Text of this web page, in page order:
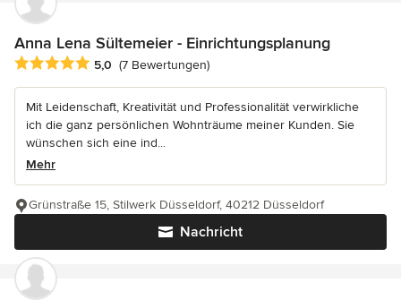
Anna Lena Sültemeier - Einrichtungsplanung
Durchschnittliche Bewertung: 5 von 5 Sternen
5,0 (7 Bewertungen)
Mit Leidenschaft, Kreativität und Professionalität verwirkliche
ich die ganz persönlichen Wohnträume meiner Kunden. Sie
wünschen sich eine ind...
Mehr
Nachricht
Grünstraße 15, Stilwerk Düsseldorf, 40212 Düsseldorf